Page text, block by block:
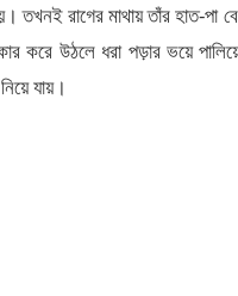
তখনই রাগের মাথায় তাঁর হাত-
করে উঠলে ধরা পড়ার ভয়ে
যায়।